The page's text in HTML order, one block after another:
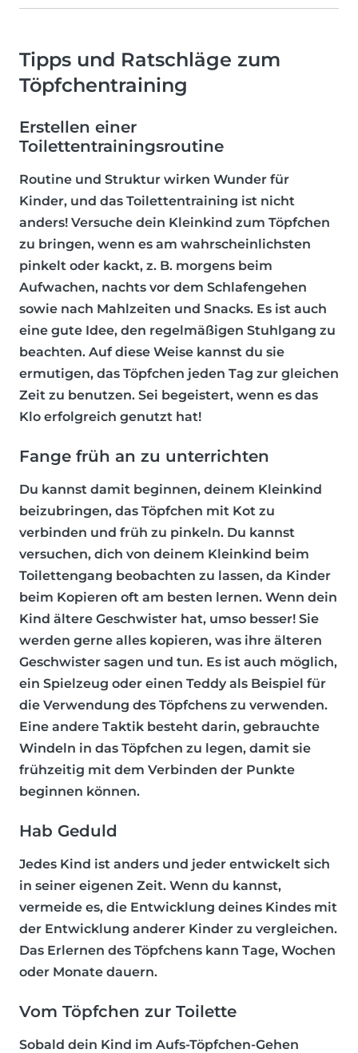
Tipps und Ratschläge zum
Töpfchentraining
Erstellen einer
Toilettentrainingsroutine
Routine und Struktur wirken Wunder für
Kinder, und das Toilettentraining ist nicht
anders! Versuche dein Kleinkind zum Töpfchen
zu bringen, wenn es am wahrscheinlichsten
pinkelt oder kackt, z. B. morgens beim
Aufwachen, nachts vor dem Schlafengehen
sowie nach Mahlzeiten und Snacks. Es ist auch
eine gute Idee, den regelmäßigen Stuhlgang zu
beachten. Auf diese Weise kannst du sie
ermutigen, das Töpfchen jeden Tag zur gleichen
Zeit zu benutzen. Sei begeistert, wenn es das
Klo erfolgreich genutzt hat!
Fange früh an zu unterrichten
Du kannst damit beginnen, deinem Kleinkind
beizubringen, das Töpfchen mit Kot zu
verbinden und früh zu pinkeln. Du kannst
versuchen, dich von deinem Kleinkind beim
Toilettengang beobachten zu lassen, da Kinder
beim Kopieren oft am besten lernen. Wenn dein
Kind ältere Geschwister hat, umso besser! Sie
werden gerne alles kopieren, was ihre älteren
Geschwister sagen und tun. Es ist auch möglich,
ein Spielzeug oder einen Teddy als Beispiel für
die Verwendung des Töpfchens zu verwenden.
Eine andere Taktik besteht darin, gebrauchte
Windeln in das Töpfchen zu legen, damit sie
frühzeitig mit dem Verbinden der Punkte
beginnen können.
Hab Geduld
Jedes Kind ist anders und jeder entwickelt sich
in seiner eigenen Zeit. Wenn du kannst,
vermeide es, die Entwicklung deines Kindes mit
der Entwicklung anderer Kinder zu vergleichen.
Das Erlernen des Töpfchens kann Tage, Wochen
oder Monate dauern.
Vom Töpfchen zur Toilette
Sobald dein Kind im Aufs-Töpfchen-Gehen